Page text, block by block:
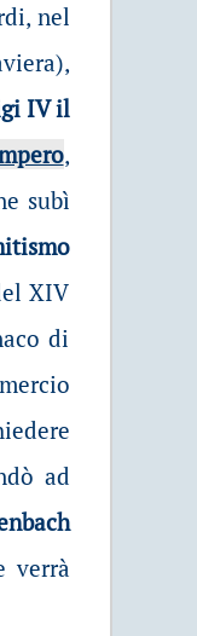
nel
IV il
,
subì
XIV
di
ad
verrà